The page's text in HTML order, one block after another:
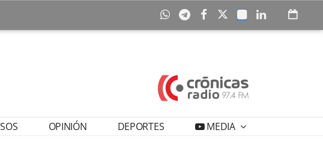
OPINIÓN DEPORTES MEDIA